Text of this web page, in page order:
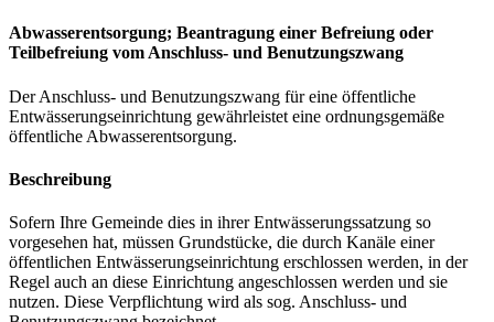
Abwasserentsorgung; Beantragung einer Befreiung oder
Teilbefreiung vom Anschluss- und Benutzungszwang
Der Anschluss- und Benutzungszwang für eine öffentliche
Entwässerungseinrichtung gewährleistet eine ordnungsgemäße
öffentliche Abwasserentsorgung.
Beschreibung
Sofern Ihre Gemeinde dies in ihrer Entwässerungssatzung so
vorgesehen hat, müssen Grundstücke, die durch Kanäle einer
öffentlichen Entwässerungseinrichtung erschlossen werden, in der
Regel auch an diese Einrichtung angeschlossen werden und sie
nutzen. Diese Verpflichtung wird als sog. Anschluss- und